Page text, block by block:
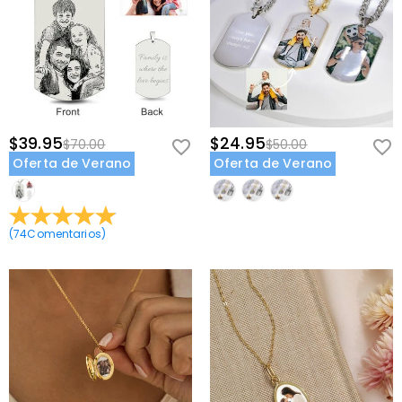
Características del Producto y Artesanía
Foto de Alta Resolución:Tu imagen se imprime con precisión para
capturar detalles finos, expresiones y emociones con una claridad
Colgante de Metal Duradero:
Elaborado con baño de metal de
calidad diseñado para resistir el deslustre y mantener su brillo con
el uso diario.
Acabado Suave y Pulido:
El colgante está cuidadosamente
terminado para sentirse suave contra tu piel y captar la luz de
forma hermosa.
mantener tu preciado colgante seguro durante todo el día.
Por Qué Este Regalo Destaca
A diferencia de las joyas genéricas o los colgantes producidos en
masa, este collar personalizado es únicamente tuyo. Combina la
intimidad de una foto personal con la elegancia de la joyería fina,
$39.95$70.00
Oferta de Verano
(74Comentarios)
$24.95$50.00
Oferta de Verano